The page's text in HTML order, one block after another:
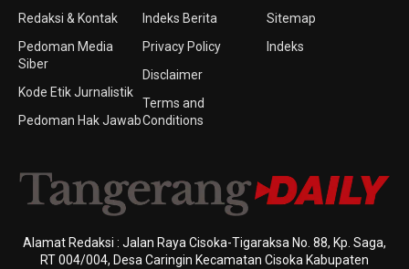
Redaksi & Kontak
Pedoman Media
Siber
Kode Etik Jurnalistik
Pedoman Hak Jawab
Indeks Berita
Privacy Policy
Disclaimer
Terms and
Conditions
Sitemap
Indeks
Alamat Redaksi : Jalan Raya Cisoka-Tigaraksa No. 88, Kp. Saga,
RT 004/004, Desa Caringin Kecamatan Cisoka Kabupaten